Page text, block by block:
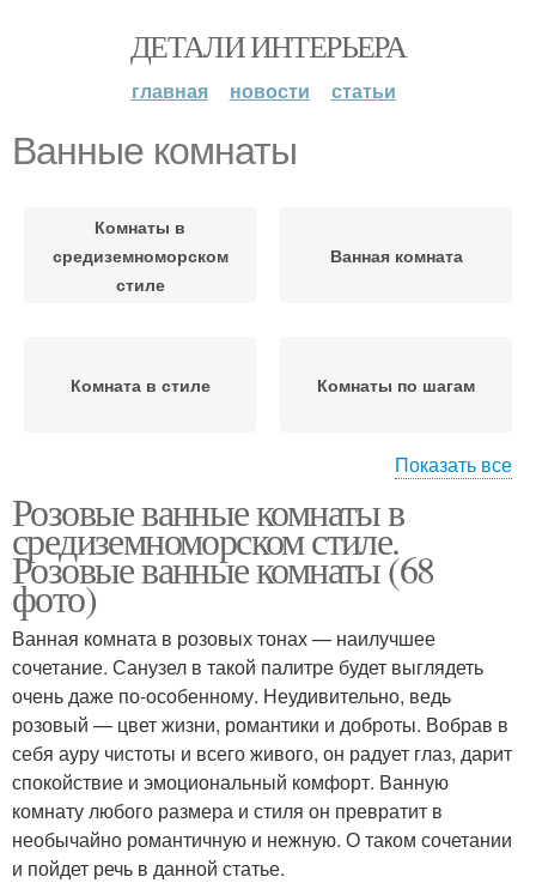
ДЕТАЛИ ИНТЕРЬЕРА
главная новости статьи
Ванные комнаты
Комнаты в
средиземноморском
стиле
Ванная комната
Комната в стиле Комнаты по шагам
доме
Комнаты в доме
Комната в сельском
доме
Комната с нуля
Комната в частном доме
Показать все
Розовые ванные комнаты в
средиземноморском стиле.
Розовые ванные комнаты (68
фото)
Ванная комната в розовых тонах — наилучшее
сочетание. Санузел в такой палитре будет выглядеть
очень даже по-особенному. Неудивительно, ведь
розовый — цвет жизни, романтики и доброты. Вобрав в
себя ауру чистоты и всего живого, он радует глаз, дарит
спокойствие и эмоциональный комфорт. Ванную
комнату любого размера и стиля он превратит в
необычайно романтичную и нежную. О таком сочетании
и пойдет речь в данной статье.